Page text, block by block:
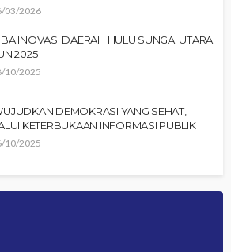
03/2026
INOVASI DAERAH HULU SUNGAI UTARA
2025
10/2025
DEMOKRASI YANG SEHAT,
KETERBUKAAN INFORMASI PUBLIK
10/2025